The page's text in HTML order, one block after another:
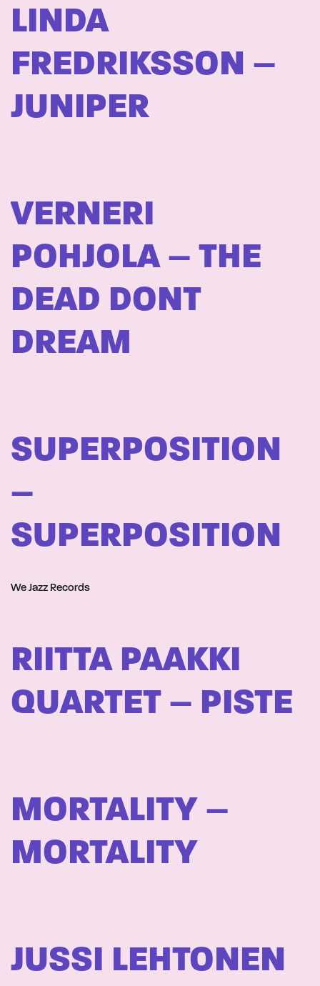
LINDA
FREDRIKSSON –
JUNIPER
VERNERI
POHJOLA – THE
DEAD DONT
DREAM
SUPERPOSITION
–
SUPERPOSITION
We Jazz Records
RIITTA PAAKKI
QUARTET – PISTE
MORTALITY –
MORTALITY
JUSSI LEHTONEN